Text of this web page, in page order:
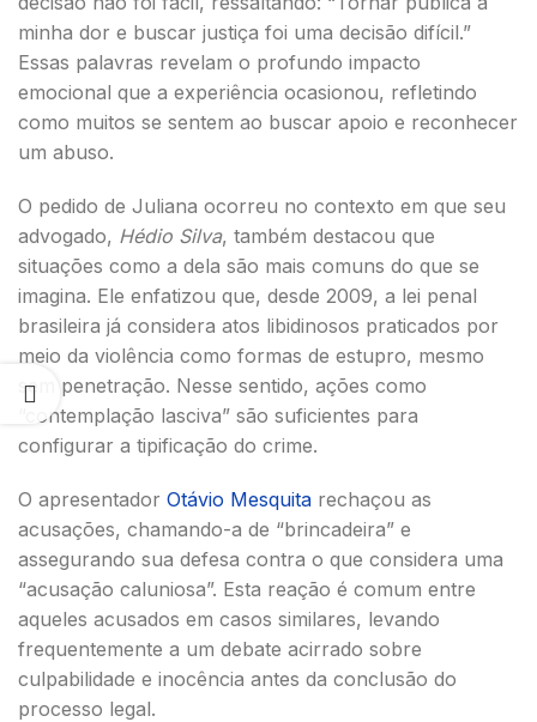
minha dor e buscar justiça foi uma decisão difícil.”
Essas palavras revelam o profundo impacto
emocional que a experiência ocasionou, refletindo
como muitos se sentem ao buscar apoio e reconhecer
um abuso.
O pedido de Juliana ocorreu no contexto em que seu
advogado, Hédio Silva, também destacou que
situações como a dela são mais comuns do que se
imagina. Ele enfatizou que, desde 2009, a lei penal
brasileira já considera atos libidinosos praticados por
meio da violência como formas de estupro, mesmo
sem penetração. Nesse sentido, ações como
“contemplação lasciva” são suficientes para
configurar a tipificação do crime.
O apresentador Otávio Mesquita rechaçou as
acusações, chamando-a de “brincadeira” e
assegurando sua defesa contra o que considera uma
“acusação caluniosa”. Esta reação é comum entre
aqueles acusados em casos similares, levando
frequentemente a um debate acirrado sobre
culpabilidade e inocência antes da conclusão do
processo legal.